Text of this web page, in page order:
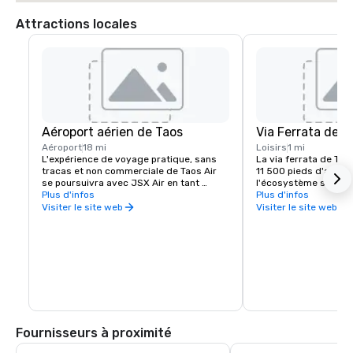
Attractions locales
Aéroport aérien de Taos
Aéroport18 mi
L'expérience de voyage pratique, sans
tracas et non commerciale de Taos Air
se poursuivra avec JSX Air en tant
qu'opérateur, avec l'utilisation de jets de
30 passagers, de terminaux privés et la
Plus d'infos
Visiter le site web
Via Ferrata de
Loisirs1 mi
La via ferrata de
11 500 pieds
l'écosystème
propose des défis
débutants à
Plus d'infos
Visiter le site web
Fournisseurs à proximité